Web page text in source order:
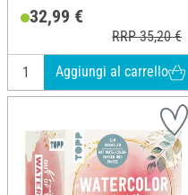
32,99 €
RRP 35,20 €
Aggiungi al carrello